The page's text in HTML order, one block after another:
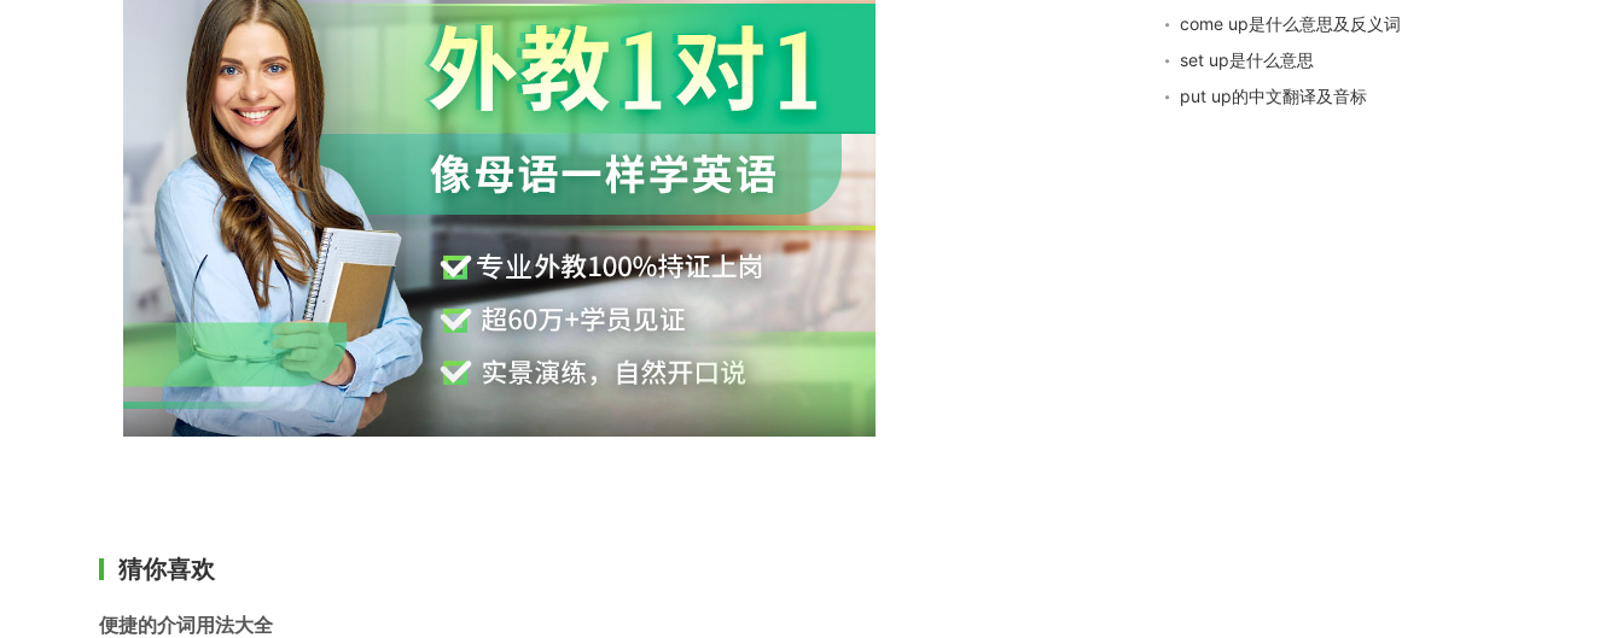
猜你喜欢
便捷的介词用法大全
come up是什么意思及反义词
set up是什么意思
put up的中文翻译及音标